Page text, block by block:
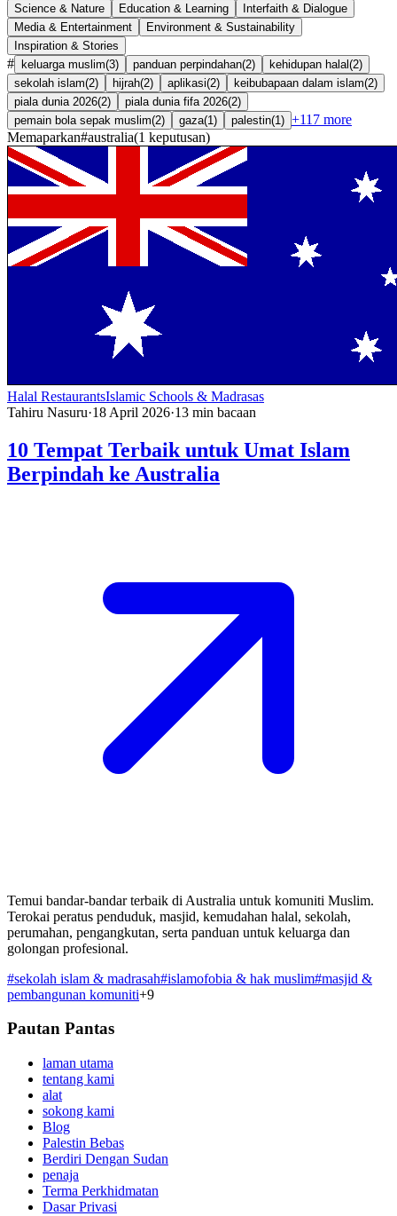
Science & Nature
Education & Learning
Interfaith & Dialogue
Media & Entertainment
Environment & Sustainability
Inspiration & Stories
# keluarga muslim(3) panduan perpindahan(2) kehidupan halal (2)
sekolah islam(2) hijrah(2) aplikasi(2) keibubapaan dalam islam(2)
piala dunia 2026(2) piala dunia fifa 2026(2)
pemain bola sepak muslim(2) gaza(1 ) palestin(1 ) +117 more
Memaparkan#australia(1 keputusan)
Halal RestaurantsIslamic Schools & Madrasas
Tahiru Nasuru·18 April 2026·13 min bacaan
10 Tempat Terbaik untuk Umat Islam
Berpindah ke Australia
Temui bandar-bandar terbaik di Australia untuk komuniti Muslim.
Terokai peratus penduduk, masjid, kemudahan halal, sekolah,
perumahan, pengangkutan, serta panduan untuk keluarga dan
golongan profesional.
#sekolah islam & madrasah#islamofobia & hak muslim#masjid &
pembangunan komuniti+9
Pautan Pantas
laman utama
tentang kami
alat
sokong kami
Blog
Palestin Bebas
Berdiri Dengan Sudan
penaja
Terma Perkhidmatan
Dasar Privasi